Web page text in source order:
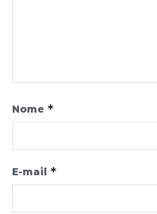
Nome *
E-mail *